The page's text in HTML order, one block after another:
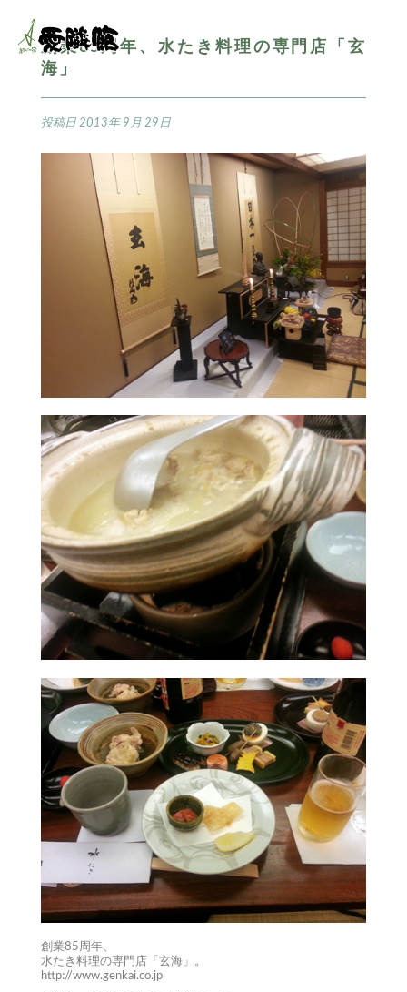
創業85周年、水たき料理の専門店「玄
海」
投稿日 2013年 9月 29日
創業85周年、
水たき料理の専門店「玄海」。
http://www.genkai.co.jp